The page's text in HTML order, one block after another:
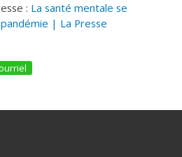
: La santé mentale se
| La Presse